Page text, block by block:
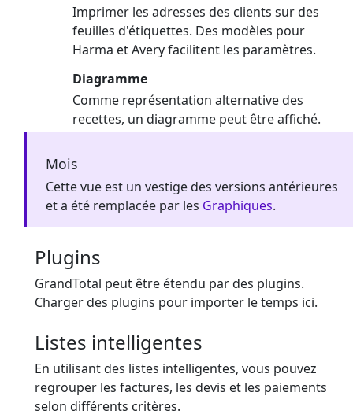
Imprimer les adresses des clients sur des
feuilles d'étiquettes. Des modèles pour
Harma et Avery facilitent les paramètres.
Diagramme
Comme représentation alternative des
recettes, un diagramme peut être affiché.
Mois
Cette vue est un vestige des versions antérieures
et a été remplacée par les Graphiques.
Plugins
GrandTotal peut être étendu par des plugins.
Charger des plugins pour importer le temps ici.
Listes intelligentes
En utilisant des listes intelligentes, vous pouvez
regrouper les factures, les devis et les paiements
selon différents critères.